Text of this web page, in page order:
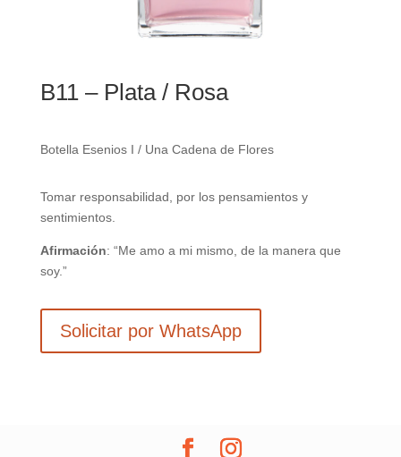
B11 – Plata / Rosa
Botella Esenios I / Una Cadena de Flores
Tomar responsabilidad, por los pensamientos y
sentimientos.
Afirmación: “Me amo a mi mismo, de la manera que
soy.”
Solicitar por WhatsApp